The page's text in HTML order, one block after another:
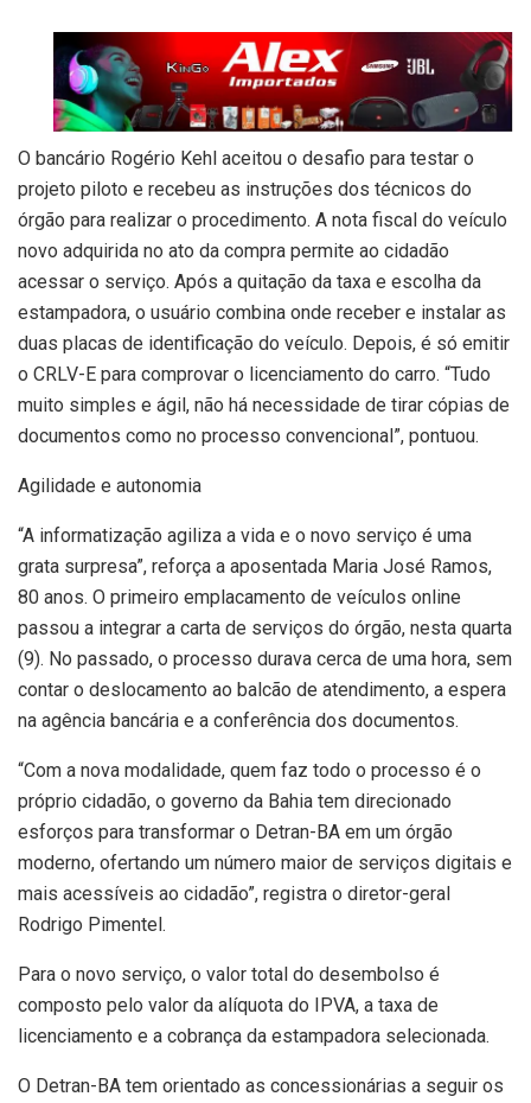
O bancário Rogério Kehl aceitou o desafio para testar o
projeto piloto e recebeu as instruções dos técnicos do
órgão para realizar o procedimento. A nota fiscal do veículo
novo adquirida no ato da compra permite ao cidadão
acessar o serviço. Após a quitação da taxa e escolha da
estampadora, o usuário combina onde receber e instalar as
duas placas de identificação do veículo. Depois, é só emitir
o CRLV-E para comprovar o licenciamento do carro. “Tudo
muito simples e ágil, não há necessidade de tirar cópias de
documentos como no processo convencional”, pontuou.
Agilidade e autonomia
“A informatização agiliza a vida e o novo serviço é uma
grata surpresa”, reforça a aposentada Maria José Ramos,
80 anos. O primeiro emplacamento de veículos online
passou a integrar a carta de serviços do órgão, nesta quarta
(9). No passado, o processo durava cerca de uma hora, sem
contar o deslocamento ao balcão de atendimento, a espera
na agência bancária e a conferência dos documentos.
“Com a nova modalidade, quem faz todo o processo é o
próprio cidadão, o governo da Bahia tem direcionado
esforços para transformar o Detran-BA em um órgão
moderno, ofertando um número maior de serviços digitais e
mais acessíveis ao cidadão”, registra o diretor-geral
Rodrigo Pimentel.
Para o novo serviço, o valor total do desembolso é
composto pelo valor da alíquota do IPVA, a taxa de
licenciamento e a cobrança da estampadora selecionada.
O Detran-BA tem orientado as concessionárias a seguir os